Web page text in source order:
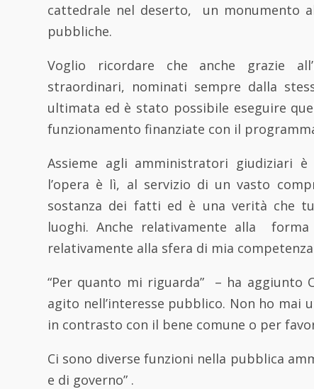
cattedrale nel deserto, un monumento
pubbliche.
Voglio ricordare che anche grazie
straordinari, nominati sempre dalla
ultimata ed è stato possibile eseguire
funzionamento finanziate con il
Assieme agli amministratori giudiziari
l’opera è lì, al servizio di un vasto
sostanza dei fatti ed è una verità che
luoghi. Anche relativamente alla
relativamente alla sfera di mia
“Per quanto mi riguarda” – ha aggiunto
agito nell’interesse pubblico. Non ho
in contrasto con il bene comune o per
Ci sono diverse funzioni nella pubblica
e di governo” .